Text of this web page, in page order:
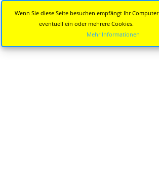
Wenn Sie diese Seite besuchen empfängt Ihr Computer
eventuell ein oder mehrere Cookies.
Mehr Informationen